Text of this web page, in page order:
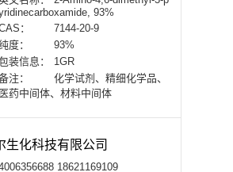
级)
93%
：
7144-20-9
度：
93%
装信息：
1GR
注：
化学试剂、精细化学品、
医药中间体、材料中间体
生化科技有限公司
18621169109